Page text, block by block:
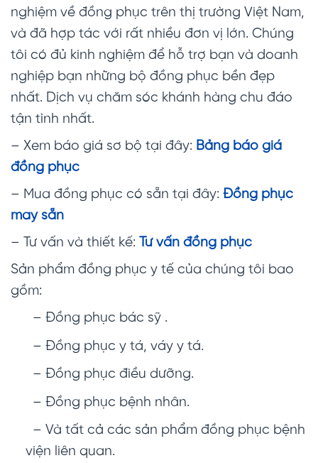
nghiệm về đồng phục trên thị trường Việt Nam,
và đã hợp tác với rất nhiều đơn vị lớn. Chúng
tôi có đủ kinh nghiệm để hỗ trợ bạn và doanh
nghiệp bạn những bộ đồng phục bền đẹp
nhất. Dịch vụ chăm sóc khánh hàng chu đáo
tận tình nhất.
– Xem báo giá sơ bộ tại đây: Bảng báo giá
đồng phục
– Mua đồng phục có sẵn tại đây: Đồng phục
may sẵn
– Tư vấn và thiết kế: Tư vấn đồng phục
Sản phẩm đồng phục y tế của chúng tôi bao
gồm:
– Đồng phục bác sỹ .
– Đồng phục y tá, váy y tá.
– Đồng phục điều dưỡng.
– Đồng phục bệnh nhân.
– Và tất cả các sản phẩm đồng phục bệnh
viện liên quan.